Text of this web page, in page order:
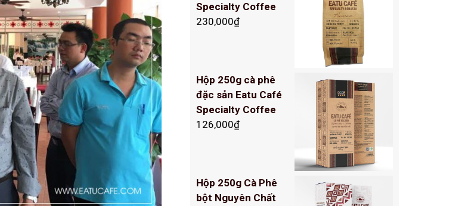
Specialty Coffee
230,000₫
Hộp 250g cà phê
đặc sản Eatu Café
Specialty Coffee
126,000₫
Hộp 250g Cà Phê
bột Nguyên Chất